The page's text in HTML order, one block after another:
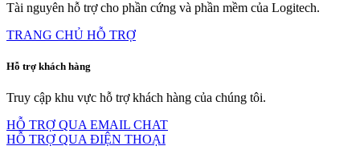
Tài nguyên hỗ trợ cho phần cứng và phần mềm của Logitech.
TRANG CHỦ HỖ TRỢ
Hỗ trợ khách hàng
Truy cập khu vực hỗ trợ khách hàng của chúng tôi.
HỖ TRỢ QUA EMAIL CHAT
HỖ TRỢ QUA ĐIỆN THOẠI